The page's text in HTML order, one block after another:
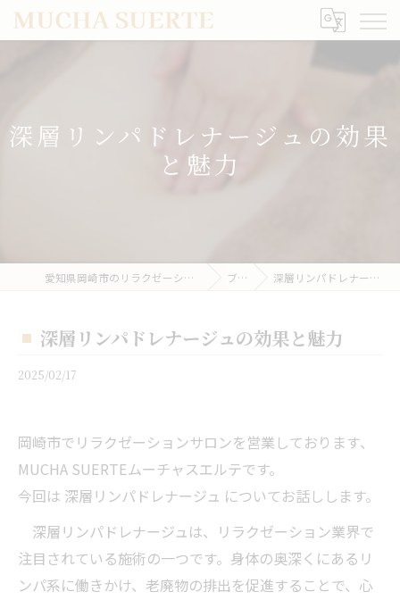
深層リンパドレナージュの効果
と魅力
愛知県岡崎市のリラクゼーションならMUCHA SUERTE ブログ 深層リンパドレナージュの効果と魅力
深層リンパドレナージュの効果と魅力
2025/02/17
岡崎市でリラクゼーションサロンを営業しております、
MUCHA SUERTEムーチャスエルテです。
今回は 深層リンパドレナージュ についてお話しします。
深層リンパドレナージュは、リラクゼーション業界で
注目されている施術の一つです。身体の奥深くにあるリ
ンパ系に働きかけ、老廃物の排出を促進することで、心